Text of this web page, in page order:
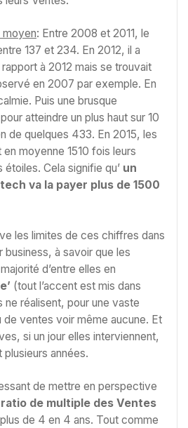
moyen: Entre 2008 et 2011, le
137 et 234. En 2012, il a
à 2012 mais se trouvait
en 2007 par exemple. En
Puis une brusque
atteindre un plus haut sur 10
de quelques 433. En 2015, les
moyenne 1510 fois leurs
Cela signifie qu’ un
va la payer plus de 1500
les limites de ces chiffres dans
business, à savoir que les
d’entre elles en
(tout l’accent est mis dans
ne réalisent, pour une vaste
ventes voir même aucune. Et
si un jour elles interviennent,
plusieurs années.
de mettre en perspective
de multiple des Ventes
de 4 en 4 ans. Tout comme